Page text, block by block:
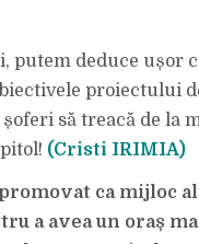
putem deduce ușor
proiectului
să treacă de la
(Cristi IRIMIA)
ca mijloc
a avea un oraș